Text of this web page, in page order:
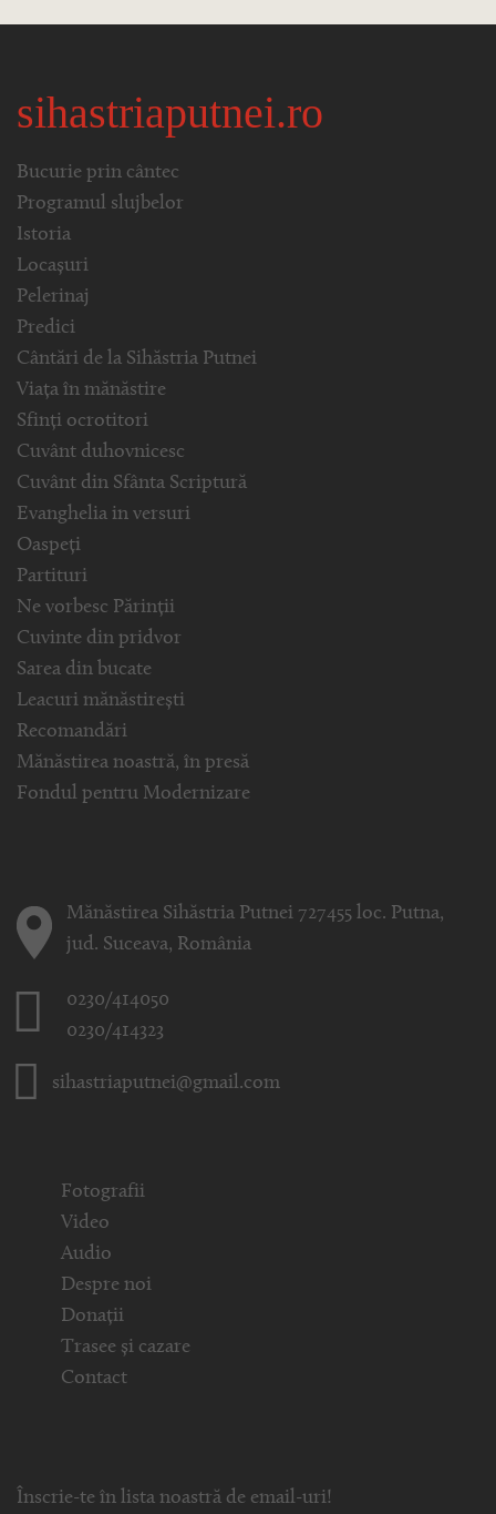
sihastriaputnei.ro
Bucurie prin cântec
Programul slujbelor
Istoria
Locașuri
Pelerinaj
Predici
Cântări de la Sihăstria Putnei
Viața în mănăstire
Sfinți ocrotitori
Cuvânt duhovnicesc
Cuvânt din Sfânta Scriptură
Evanghelia in versuri
Oaspeți
Partituri
Ne vorbesc Părinții
Cuvinte din pridvor
Sarea din bucate
Leacuri mănăstirești
Recomandări
Mănăstirea noastră, în presă
Fondul pentru Modernizare
Mănăstirea Sihăstria Putnei 727455 loc. Putna,
jud. Suceava, România
0230/414050
0230/414323
sihastriaputnei@gmail.com
Fotografii
Video
Audio
Despre noi
Donații
Trasee și cazare
Contact
Înscrie-te în lista noastră de email-uri!